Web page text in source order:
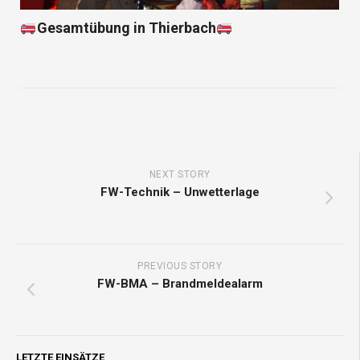
Gesamtübung in Thierbach
NEXT STORY
FW-Technik – Unwetterlage
PREVIOUS STORY
FW-BMA – Brandmeldealarm
LETZTE EINSÄTZE